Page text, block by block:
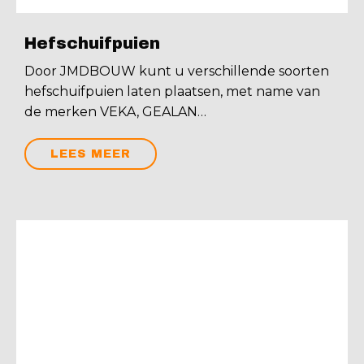
Hefschuifpuien
Door JMDBOUW kunt u verschillende soorten
hefschuifpuien laten plaatsen, met name van
de merken VEKA, GEALAN…
LEES MEER